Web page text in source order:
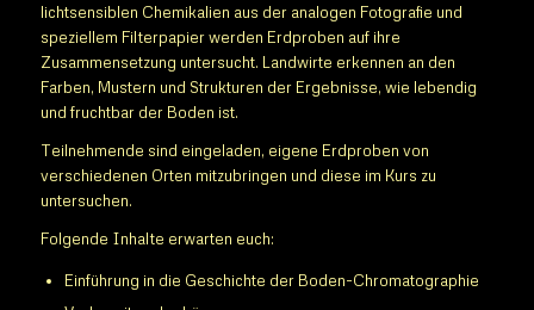
lichtsensiblen Chemikalien aus der analogen Fotografie und
speziellem Filterpapier werden Erdproben auf ihre
Zusammensetzung untersucht. Landwirte erkennen an den
Farben, Mustern und Strukturen der Ergebnisse, wie lebendig
und fruchtbar der Boden ist.
Teilnehmende sind eingeladen, eigene Erdproben von
verschiedenen Orten mitzubringen und diese im Kurs zu
untersuchen.
Folgende Inhalte erwarten euch:
Einführung in die Geschichte der Boden-Chromatographie